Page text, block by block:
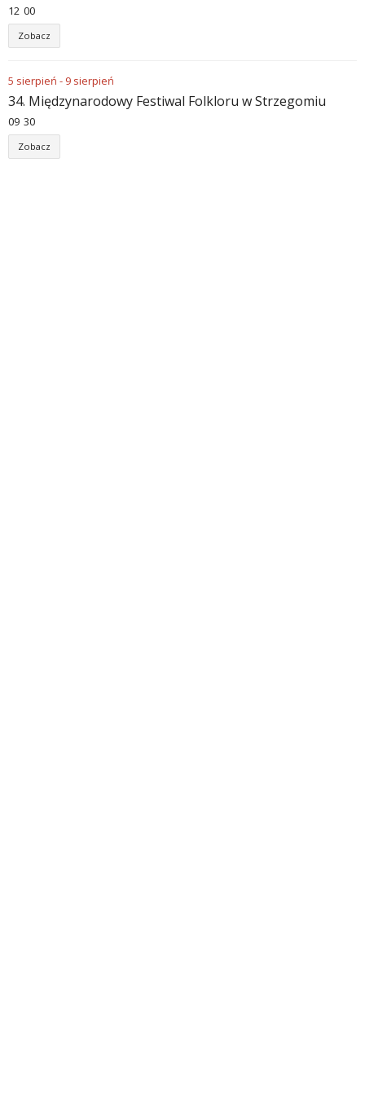
12 00
Zobacz
5 sierpień - 9 sierpień
34. Międzynarodowy Festiwal Folkloru w Strzegomiu
09 30
Zobacz